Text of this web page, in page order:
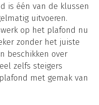
is één van de klussen
uitvoeren.
op het plafond nu
zonder het juiste
beschikken over
zelfs steigers
met gemak van